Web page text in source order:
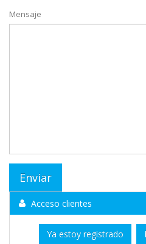
Mensaje
Acceso clientes
Ya estoy registrado